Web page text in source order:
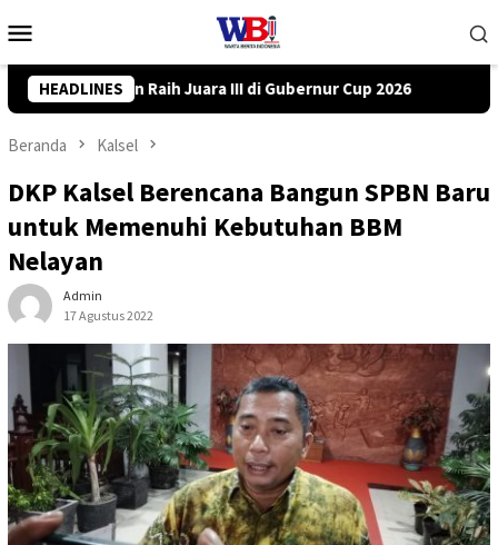
ke
Mobile
HEADLINES
Cup 2026 DPRD Tanah Bumbu Desak PLN Batulicin
Beranda Kalsel
DKP Kalsel Berencana Bangun SPBN Baru
untuk Memenuhi Kebutuhan BBM
Nelayan
Admin
17 Agustus 2022